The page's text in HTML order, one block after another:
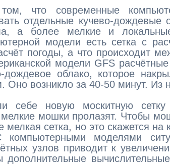
что современные
отдельные кучево-
а более мелкие и
модели есть сетка с
погоды, а что происходит
модели GFS
облако, которое
возникло за 40-50 минут. Из
себе новую москитную
мошки пролазят. Чтобы
мелкая сетка, но это скажется на
компьютерными моделями
узлов приводит к
дополнительные